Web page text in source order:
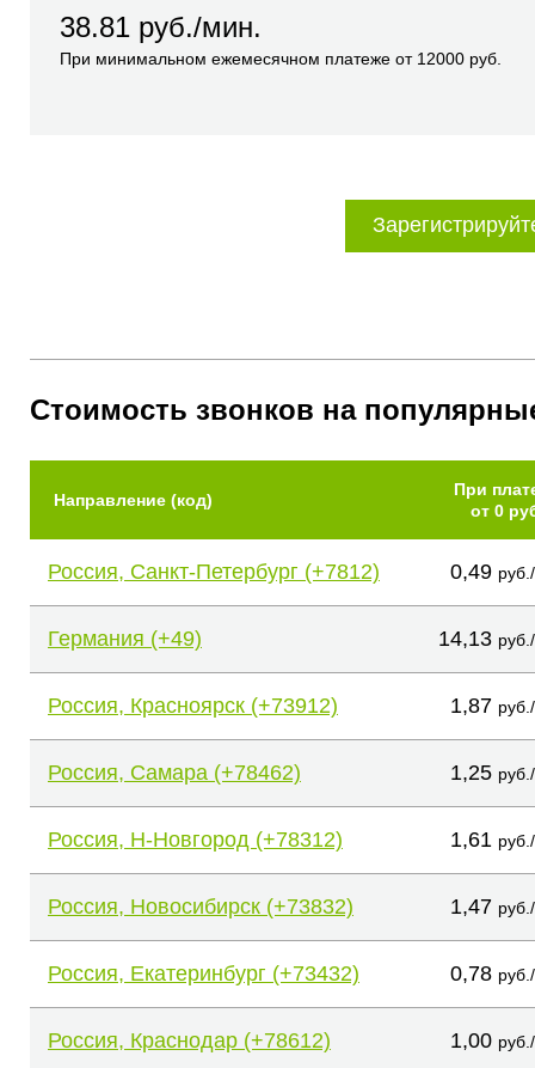
38.81 руб./мин.
При минимальном ежемесячном платеже от 12000 руб.
Стоимость звонков на
Направление (код)
При
от 0
Россия, Санкт-Петербург (+7812) 0,49
Германия (+49) 14,13
Россия, Красноярск (+73912) 1,87
Россия, Самара (+78462) 1,25
Россия, Н-Новгород (+78312) 1,61
Россия, Новосибирск (+73832) 1,47
Россия, Екатеринбург (+73432) 0,78
Россия, Краснодар (+78612) 1,00